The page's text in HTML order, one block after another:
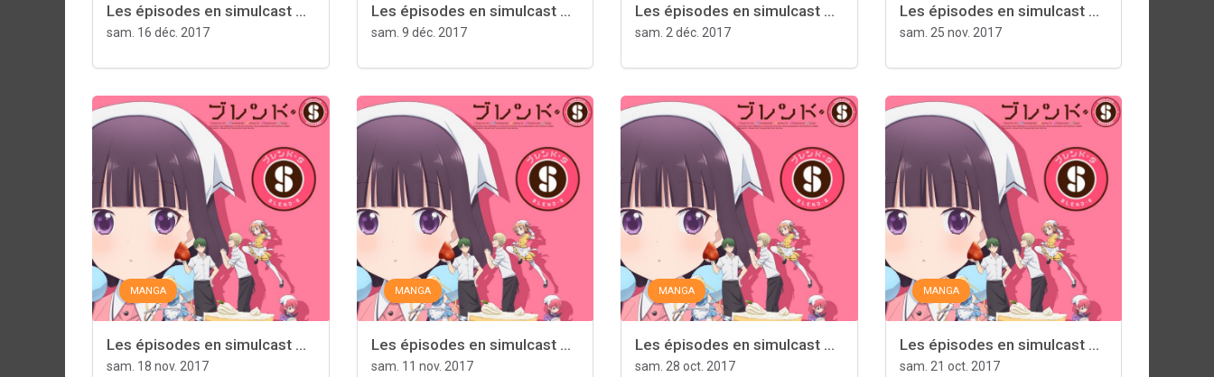
Les épisodes en simulcast ...
sam. 16 déc. 2017
Les épisodes en simulcast ...
sam. 9 déc. 2017
Les épisodes en simulcast ...
sam. 2 déc. 2017
Les épisodes en simulcast ...
sam. 25 nov. 2017
MANGA
Les épisodes en simulcast ...
sam. 18 nov. 2017
MANGA
Les épisodes en simulcast ...
sam. 11 nov. 2017
MANGA
Les épisodes en simulcast ...
sam. 28 oct. 2017
MANGA
Les épisodes en simulcast ...
sam. 21 oct. 2017